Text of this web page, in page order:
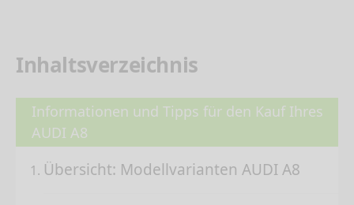
Inhaltsverzeichnis
Informationen und Tipps für den Kauf Ihres
AUDI A8
Übersicht: Modellvarianten AUDI A8